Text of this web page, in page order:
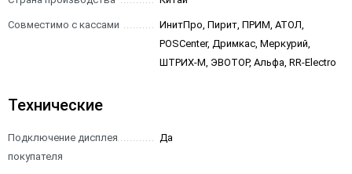
Совместимо с кассами
ИнитПро, Пирит, ПРИМ, АТОЛ,
POSCenter, Дримкас, Меркурий,
ШТРИХ-М, ЭВОТОР, Альфа, RR-Electro
Технические
Подключение дисплея
покупателя
Да